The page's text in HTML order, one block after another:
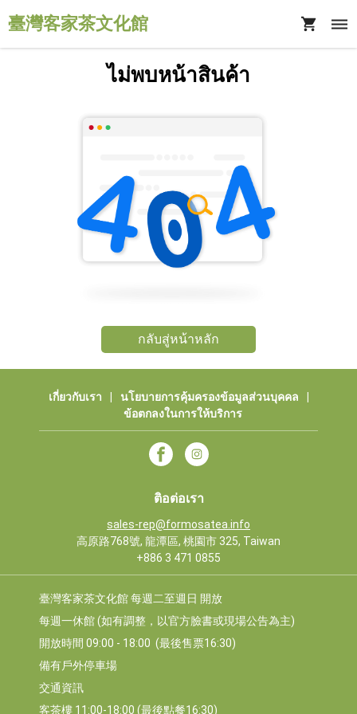
臺灣客家茶文化館
ไม่พบหน้าสินค้า
กลับสู่หน้าหลัก
เกี่ยวกับเรา นโยบายการคุ้มครองข้อมูลส่วนบุคคล
ข้อตกลงในการให้บริการ
ติอต่อเรา
sales-rep@formosatea.info
高原路768號, 龍潭區, 桃園市 325, Taiwan
+886 3 471 0855
臺灣客家茶文化館 每週二至週日 開放
每週一休館 (如有調整，以官方臉書或現場公告為主)
開放時間 09:00 - 18:00  (最後售票16:30)
備有戶外停車場
交通資訊
客茶樓 11:00-18:00 (最後點餐16:30)